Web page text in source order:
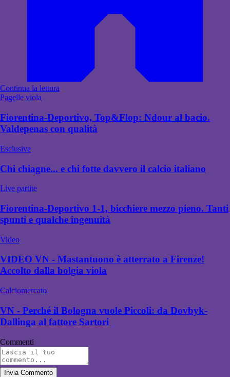
Continua la lettura
Pagelle viola
Fiorentina-Deportivo, Top&Flop: Ndour al bacio.
Valdepenas con qualità
Esclusive
Chi chiagne... e chi fotte davvero il calcio italiano
Live partite
Fiorentina-Deportivo 1-1, bicchiere mezzo pieno. Tanti
spunti e qualche ingenuità
Video
VIDEO VN - Mastantuono è atterrato a Firenze!
Accolto dalla bolgia viola
Calciomercato
VN - Perché il Bologna vuole Piccoli: da Dovbyk-
Dallinga al fattore Sartori
Commenti
Invia Commento